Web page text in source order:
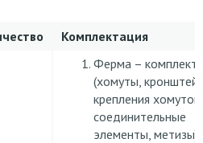
Комплектация
Ферма – комплект
(хомуты,
крепления хомутов,
соединительные
элементы, метизы)